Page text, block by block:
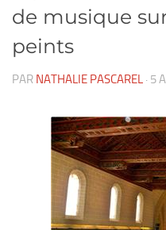
de musique
peints
PAR NATHALIE PASCAREL · 5